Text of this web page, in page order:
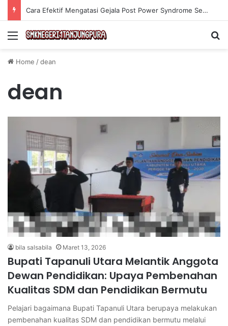
Cara Efektif Mengatasi Gejala Post Power Syndrome Setelah Pensiun Kerja
Menu
Home /dean
dean
bila salsabila Maret 13, 2026
Bupati Tapanuli Utara Melantik Anggota
Dewan Pendidikan: Upaya Pembenahan
Kualitas SDM dan Pendidikan Bermutu
Pelajari bagaimana Bupati Tapanuli Utara berupaya melakukan
pembenahan kualitas SDM dan pendidikan bermutu melalui